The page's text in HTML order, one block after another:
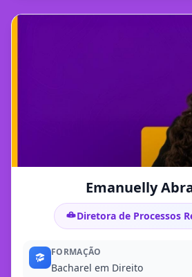
Emanuelly
Diretora de Processos
FORMAÇÃO
Bacharel em Direito